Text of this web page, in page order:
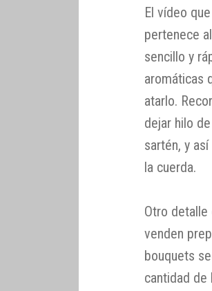
El vídeo
pertenece
sencillo y
aromáticas
atarlo.
dejar hilo
sartén, y
la cuerda.
Otro
venden
bouquets
cantidad de